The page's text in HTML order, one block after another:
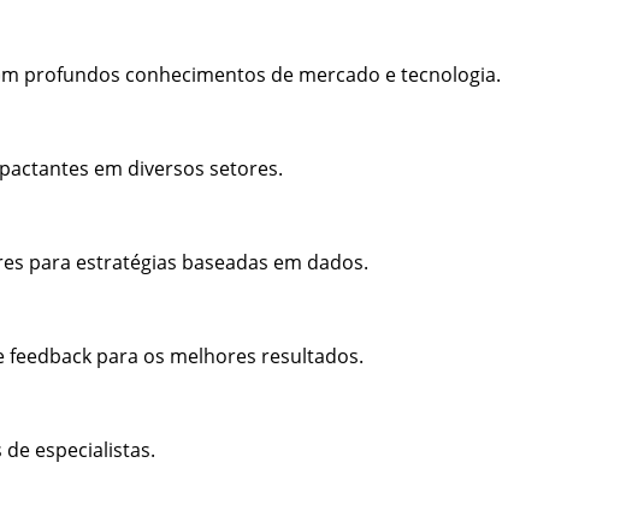
profundos conhecimentos de mercado e tecnologia.
em diversos setores.
para estratégias baseadas em dados.
feedback para os melhores resultados.
especialistas.